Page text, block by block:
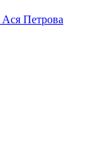
Петрова